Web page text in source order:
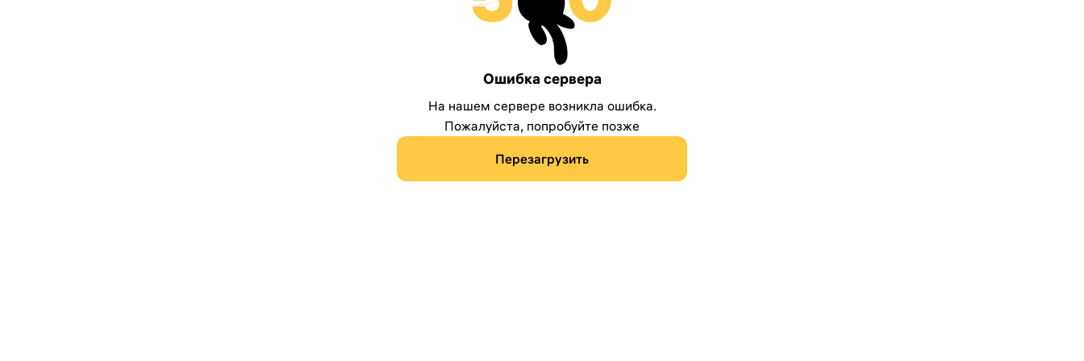
Ошибка сервера
На нашем сервере возникла ошибка.
Пожалуйста, попробуйте позже
Перезагрузить